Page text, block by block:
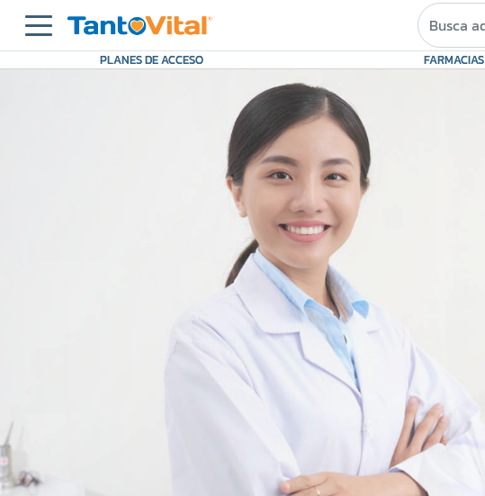
PLANES DE ACCESO FARMACIAS